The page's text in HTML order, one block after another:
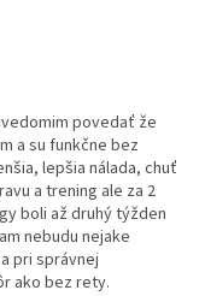
povedať že
a su funkčne bez
lepšia nálada, chuť
a trening ale za 2
boli až druhý týžden
nebudu nejake
pri správnej
ako bez rety.